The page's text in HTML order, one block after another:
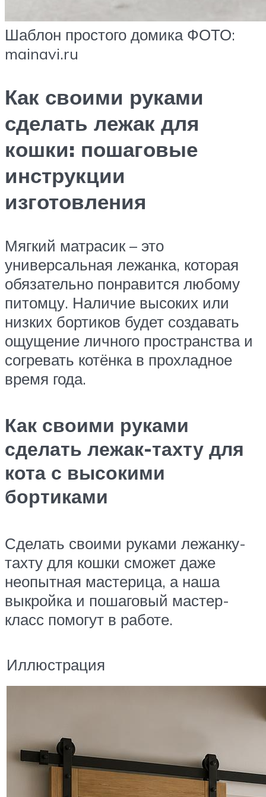
Шаблон простого домика ФОТО:
mainavi.ru
Как своими руками
сделать лежак для
кошки: пошаговые
инструкции
изготовления
Мягкий матрасик – это
универсальная лежанка, которая
обязательно понравится любому
питомцу. Наличие высоких или
низких бортиков будет создавать
ощущение личного пространства и
согревать котёнка в прохладное
время года.
Как своими руками
сделать лежак-тахту для
кота с высокими
бортиками
Сделать своими руками лежанку-
тахту для кошки сможет даже
неопытная мастерица, а наша
выкройка и пошаговый мастер-
класс помогут в работе.
Иллюстрация